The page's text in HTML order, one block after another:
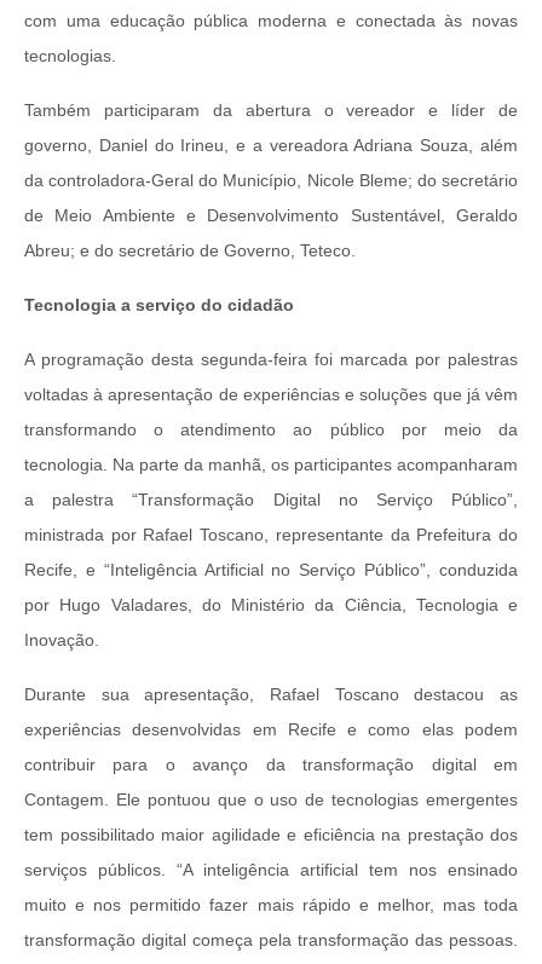
com uma educação pública moderna e conectada às novas
tecnologias.
Também participaram da abertura o vereador e líder de
governo, Daniel do Irineu, e a vereadora Adriana Souza, além
da controladora-Geral do Município, Nicole Bleme; do secretário
de Meio Ambiente e Desenvolvimento Sustentável, Geraldo
Abreu; e do secretário de Governo, Teteco.
Tecnologia a serviço do cidadão
A programação desta segunda-feira foi marcada por palestras
voltadas à apresentação de experiências e soluções que já vêm
transformando o atendimento ao público por meio da
tecnologia. Na parte da manhã, os participantes acompanharam
a palestra “Transformação Digital no Serviço Público”,
ministrada por Rafael Toscano, representante da Prefeitura do
Recife, e “Inteligência Artificial no Serviço Público”, conduzida
por Hugo Valadares, do Ministério da Ciência, Tecnologia e
Inovação.
Durante sua apresentação, Rafael Toscano destacou as
experiências desenvolvidas em Recife e como elas podem
contribuir para o avanço da transformação digital em
Contagem. Ele pontuou que o uso de tecnologias emergentes
tem possibilitado maior agilidade e eficiência na prestação dos
serviços públicos. “A inteligência artificial tem nos ensinado
muito e nos permitido fazer mais rápido e melhor, mas toda
transformação digital começa pela transformação das pessoas.